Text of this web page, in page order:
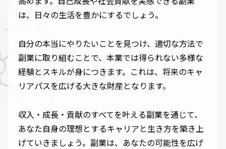
は、日々の生活を豊かにするでしょう。
自分の本当にやりたいことを見つけ、適切な方法で
副業に取り組むことで、本業では得られない多様な
経験とスキルが身につきます。これは、将来のキャ
リアパスを広げる大きな財産となります。
収入・成長・貢献のすべてを叶える副業を通じて、
あなた自身の理想とするキャリアと生き方を築き上
げていきましょう。副業は、あなたの可能性を広げ